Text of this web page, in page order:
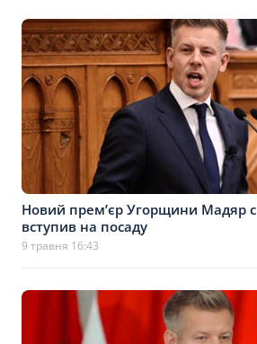
Новий премʼєр Угорщини Мадяр
вступив на посаду
9 травня 16:43